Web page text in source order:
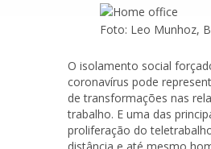
Foto: Leo Munhoz,
O isolamento social
coronavírus pode
de transformações nas
trabalho. E uma das
proliferação do